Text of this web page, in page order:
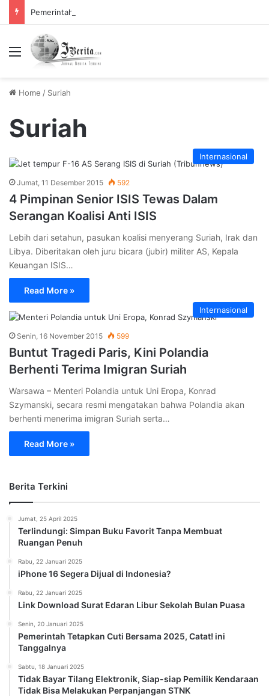
Menu
Home / Suriah
Suriah
Internasional
Jumat, 11 Desember 2015 592
4 Pimpinan Senior ISIS Tewas Dalam
Serangan Koalisi Anti ISIS
Lebih dari setahun, pasukan koalisi menyerang Suriah, Irak dan
Libya. Diberitakan oleh juru bicara (jubir) militer AS, Kepala
Keuangan ISIS…
Read More »
Internasional
Senin, 16 November 2015 599
Buntut Tragedi Paris, Kini Polandia
Berhenti Terima Imigran Suriah
Warsawa – Menteri Polandia untuk Uni Eropa, Konrad
Szymanski, secara resmi mengatakan bahwa Polandia akan
berhenti menerima imigran Suriah serta…
Read More »
Berita Terkini
Jumat, 25 April 2025
Terlindungi: Simpan Buku Favorit Tanpa Membuat
Ruangan Penuh
Rabu, 22 Januari 2025
iPhone 16 Segera Dijual di Indonesia?
Rabu, 22 Januari 2025
Link Download Surat Edaran Libur Sekolah Bulan Puasa
Senin, 20 Januari 2025
Pemerintah Tetapkan Cuti Bersama 2025, Catat! ini
Tanggalnya
Sabtu, 18 Januari 2025
Tidak Bayar Tilang Elektronik, Siap-siap Pemilik Kendaraan
Tidak Bisa Melakukan Perpanjangan STNK